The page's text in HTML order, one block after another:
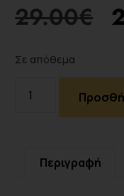
29.00€
Σε απόθεμα
Περιγραφή